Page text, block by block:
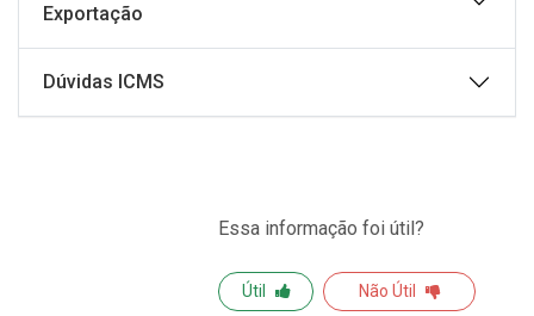
Exportação
Dúvidas ICMS
Essa informação foi útil?
Útil Não Útil